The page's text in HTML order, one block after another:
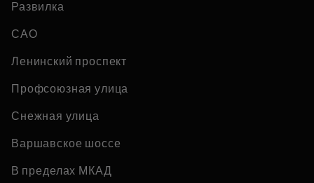
Развилка
САО
Ленинский проспект
Профсоюзная улица
Снежная улица
Варшавское шоссе
В пределах МКАД